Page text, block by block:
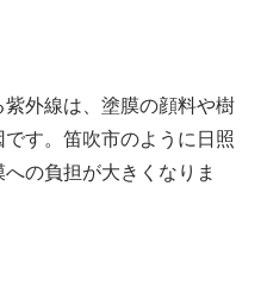
外線は、塗膜の顔料や樹
す。笛吹市のように日照
の負担が大きくなりま